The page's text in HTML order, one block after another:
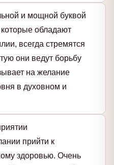
и мощной буквой
обладают
всегда стремятся
они ведут борьбу
на желание
в духовном и
прийти к
здоровью. Очень